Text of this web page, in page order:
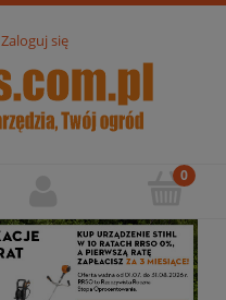
Zaloguj się